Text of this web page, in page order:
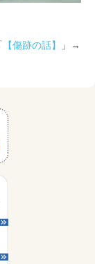
【傷跡の話】 」→